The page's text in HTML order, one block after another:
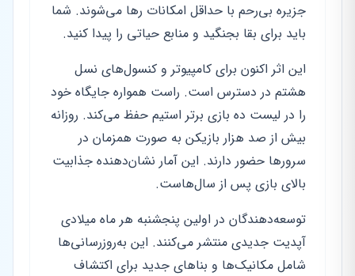
جزیره بی‌رحم با حداقل امکانات رها می‌شوند. شما
باید برای بقا بجنگید و منابع حیاتی را پیدا کنید.
این اثر اکنون برای کامپیوتر و کنسول‌های نسل
هشتم در دسترس است. راست همواره جایگاه خود
را در لیست ده بازی برتر استیم حفظ می‌کند. روزانه
بیش از صد هزار بازیکن به صورت همزمان در
سرورها حضور دارند. این آمار نشان‌دهنده جذابیت
بالای بازی پس از سال‌هاست.
توسعه‌دهندگان در اولین پنجشنبه هر ماه میلادی
آپدیت جدیدی منتشر می‌کنند. این به‌روزرسانی‌ها
شامل مکانیک‌ها و بناهای جدید برای اکتشاف